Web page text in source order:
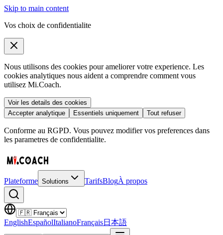
Skip to main content
Vos choix de confidentialite
Nous utilisons des cookies pour ameliorer votre experience. Les
cookies analytiques nous aident a comprendre comment vous
utilisez Mi.Coach.
Voir les details des cookies
Accepter analytique
Essentiels uniquement Tout refuser
Conforme au RGPD. Vous pouvez modifier vos preferences dans
les parametres de confidentialite.
Plateforme Solutions TarifsBlogÀ propos
EnglishEspañolItalianoFrançais日本語